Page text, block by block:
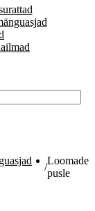
/
Loomade
pusle